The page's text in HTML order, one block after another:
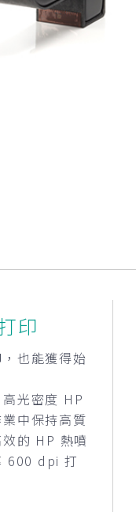
印
也能獲得始
光密度 HP
中保持高質
的 HP 熱噴
600 dpi 打